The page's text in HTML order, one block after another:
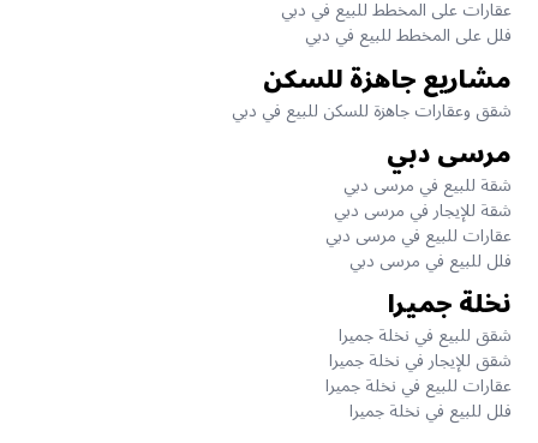
عقارات على المخطط للبيع في دبي
فلل على المخطط للبيع في دبي
مشاريع جاهزة للسكن
شقق وعقارات جاهزة للسكن للبيع في دبي
مرسى دبي
شقة للبيع في مرسى دبي
شقة للإيجار في مرسى دبي
عقارات للبيع في مرسى دبي
فلل للبيع في مرسى دبي
نخلة جميرا
شقق للبيع في نخلة جميرا
شقق للإيجار في نخلة جميرا
عقارات للبيع في نخلة جميرا
فلل للبيع في نخلة جميرا